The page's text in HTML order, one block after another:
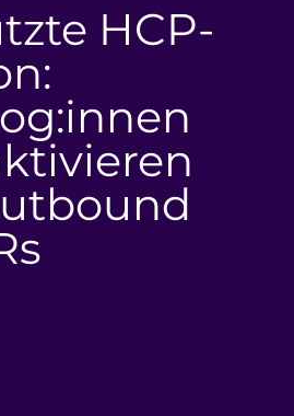
HCP-